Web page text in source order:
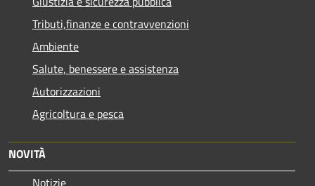
Tributi,finanze e contravvenzioni
Ambiente
Salute, benessere e assistenza
Autorizzazioni
Agricoltura e pesca
NOVITÀ